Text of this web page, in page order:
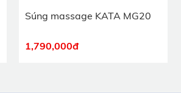
Súng massage KATA MG20
1,790,000đ